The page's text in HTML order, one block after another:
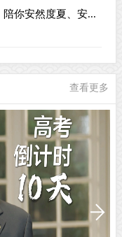
陪你安然度夏、安...
查看更多